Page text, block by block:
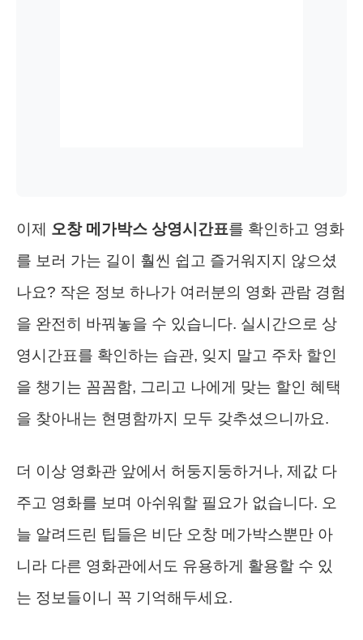
이제 오창 메가박스 상영시간표를 확인하고 영화
를 보러 가는 길이 훨씬 쉽고 즐거워지지 않으셨
나요? 작은 정보 하나가 여러분의 영화 관람 경험
을 완전히 바꿔놓을 수 있습니다. 실시간으로 상
영시간표를 확인하는 습관, 잊지 말고 주차 할인
을 챙기는 꼼꼼함, 그리고 나에게 맞는 할인 혜택
을 찾아내는 현명함까지 모두 갖추셨으니까요.
더 이상 영화관 앞에서 허둥지둥하거나, 제값 다
주고 영화를 보며 아쉬워할 필요가 없습니다. 오
늘 알려드린 팁들은 비단 오창 메가박스뿐만 아
니라 다른 영화관에서도 유용하게 활용할 수 있
는 정보들이니 꼭 기억해두세요.